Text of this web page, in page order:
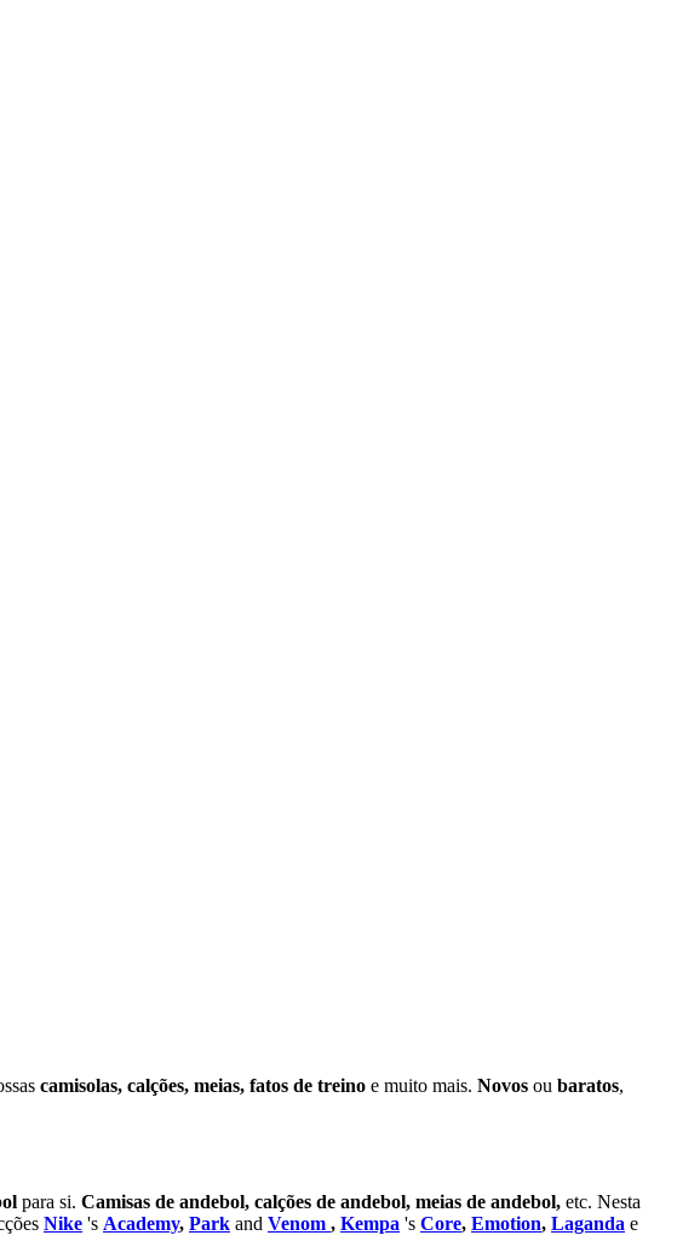
camisolas, calções, meias, fatos de treino e muito mais. Novos ou baratos,
para si. Camisas de andebol, calções de andebol, meias de andebol, etc. Nesta
Nike 's Academy, Park and Venom , Kempa 's Core, Emotion, Laganda e